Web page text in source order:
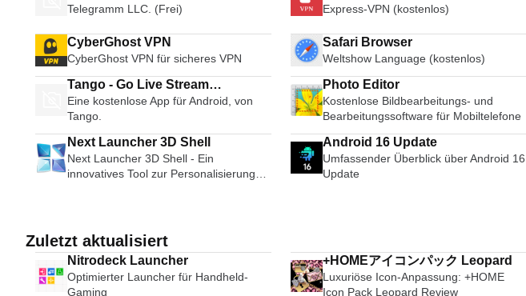
Telegramm LLC. (Frei) Express-VPN (kostenlos)
CyberGhost VPN
CyberGhost VPN für sicheres VPN
Safari Browser
Weltshow Language (kostenlos)
Tango - Go Live Stream
Broadcast Live Video Chat
Eine kostenlose App für Android, von
Tango.
Photo Editor
Kostenlose Bildbearbeitungs- und
Bearbeitungssoftware für Mobiltelefone
Next Launcher 3D Shell
Next Launcher 3D Shell - Ein
innovatives Tool zur Personalisierung
Android 16 Update
Umfassender Überblick über Android 16
Update
Zuletzt aktualisiert
Nitrodeck Launcher
Optimierter Launcher für Handheld-
Gaming
+HOMEアイコンパック Leopard
Luxuriöse Icon-Anpassung: +HOME
Icon Pack Leopard Review